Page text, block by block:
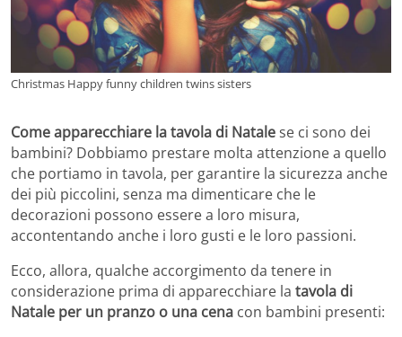
Christmas Happy funny children twins sisters
Come apparecchiare la tavola di Natalese ci sono dei
bambini? Dobbiamo prestare molta attenzione a quello
che portiamo in tavola, per garantire la sicurezza anche
dei più piccolini, senza ma dimenticare che le
decorazioni possono essere a loro misura,
accontentando anche i loro gusti e le loro passioni.
Ecco, allora, qualche accorgimento da tenere in
considerazione prima di apparecchiare la tavola di
Natale per un pranzo o una cena con bambini presenti: